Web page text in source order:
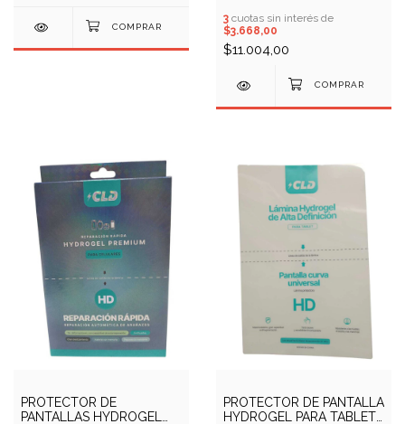
13100028)
3 cuotas sin interés de
$3.668,00
$11.004,00
PROTECTOR DE
PANTALLAS HYDROGEL
PROTECTOR DE PANTALLA
HYDROGEL PARA TABLET